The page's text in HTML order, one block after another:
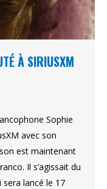
À SIRIUSXM
Sophie
avec son
est maintenant
Il s’agissait du
lancé le 17